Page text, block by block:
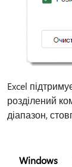
Excel
розділений
діапазон,
Windows